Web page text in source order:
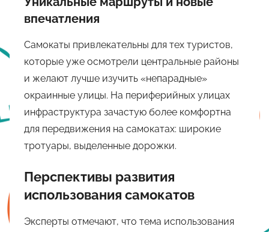
впечатления
Самокаты привлекательны для тех туристов,
которые уже осмотрели центральные районы
и желают лучше изучить «непарадные»
окраинные улицы. На периферийных улицах
инфраструктура зачастую более комфортна
для передвижения на самокатах: широкие
тротуары, выделенные дорожки.
Перспективы развития
использования самокатов
Эксперты отмечают, что тема использования